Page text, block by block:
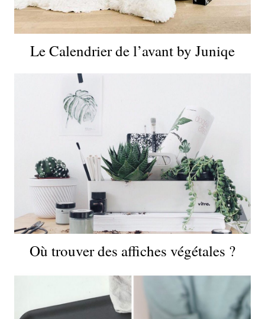
Le Calendrier de l’avant by Juniqe
Où trouver des affiches végétales ?